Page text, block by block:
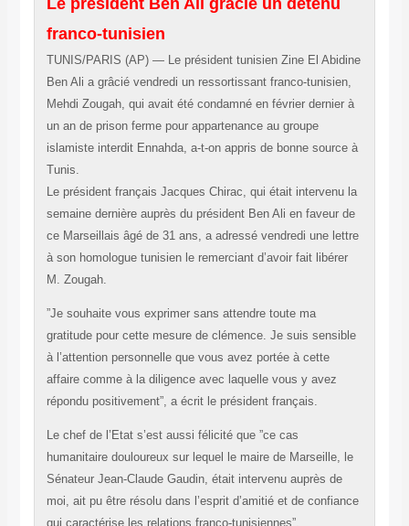
franco-tunisien
TUNIS/PARIS (AP) — Le président tunisien Zine El Abidine
Ben Ali a grâcié vendredi un ressortissant franco-tunisien,
Mehdi Zougah, qui avait été condamné en février dernier à
un an de prison ferme pour appartenance au groupe
islamiste interdit Ennahda, a-t-on appris de bonne source à
Tunis.
Le président français Jacques Chirac, qui était intervenu la
semaine dernière auprès du président Ben Ali en faveur de
ce Marseillais âgé de 31 ans, a adressé vendredi une lettre
à son homologue tunisien le remerciant d’avoir fait libérer
M. Zougah.
”Je souhaite vous exprimer sans attendre toute ma
gratitude pour cette mesure de clémence. Je suis sensible
à l’attention personnelle que vous avez portée à cette
affaire comme à la diligence avec laquelle vous y avez
répondu positivement”, a écrit le président français.
Le chef de l’Etat s’est aussi félicité que ”ce cas
humanitaire douloureux sur lequel le maire de Marseille, le
Sénateur Jean-Claude Gaudin, était intervenu auprès de
moi, ait pu être résolu dans l’esprit d’amitié et de confiance
qui caractérise les relations franco-tunisiennes”.